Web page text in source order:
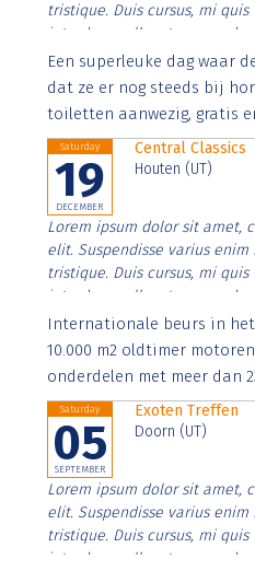
tristique. Duis cursus, mi
interdum nulla, ut commodo
Aenean faucibus nibh et
imperdiet. Nunc ut sem vitae
Een superleuke dag waar
dat ze er nog steeds bij
toiletten aanwezig, gratis
Saturday
19
DECEMBER
Central Classics
Houten (UT)
Lorem ipsum dolor sit amet,
elit. Suspendisse varius
tristique. Duis cursus, mi
interdum nulla, ut commodo
Aenean faucibus nibh et
imperdiet. Nunc ut sem vitae
Internationale beurs in
10.000 m2 oldtimer
onderdelen met meer dan
Saturday
05
SEPTEMBER
Exoten Treffen
Doorn (UT)
Lorem ipsum dolor sit amet,
elit. Suspendisse varius
tristique. Duis cursus, mi
interdum nulla, ut commodo